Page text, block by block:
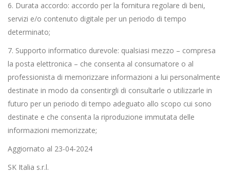
6. Durata accordo: accordo per la fornitura regolare di beni,
servizi e/o contenuto digitale per un periodo di tempo
determinato;
7. Supporto informatico durevole: qualsiasi mezzo – compresa
la posta elettronica – che consenta al consumatore o al
professionista di memorizzare informazioni a lui personalmente
destinate in modo da consentirgli di consultarle o utilizzarle in
futuro per un periodo di tempo adeguato allo scopo cui sono
destinate e che consenta la riproduzione immutata delle
informazioni memorizzate;
Aggiornato al 23-04-2024
SK Italia s.r.l.